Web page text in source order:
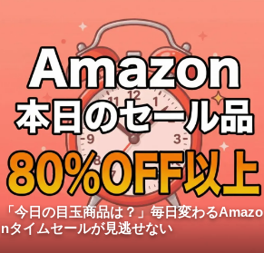
「今日の目玉商品は？」毎日変わるAmazo
nタイムセールが見逃せない